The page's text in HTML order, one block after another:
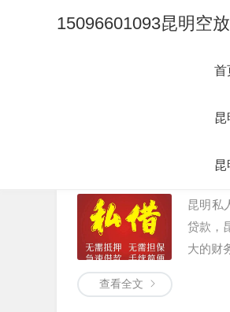
15096601093昆明空
首
昆
昆
快速借钱 昆明私人
昆明私
贷款，
大的财
查看全文